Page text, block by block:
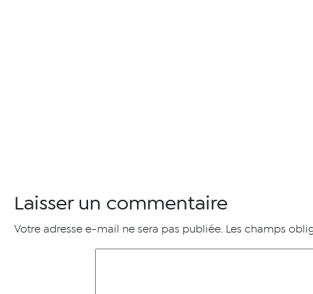
Laisser un commentaire
Votre adresse e-mail ne sera pas publiée. Les champs